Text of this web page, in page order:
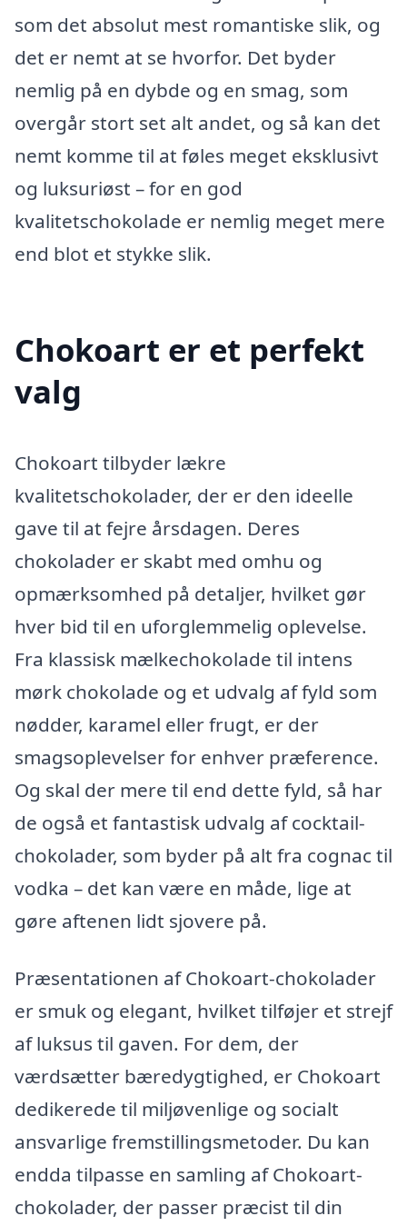
som det absolut mest romantiske slik, og
det er nemt at se hvorfor. Det byder
nemlig på en dybde og en smag, som
overgår stort set alt andet, og så kan det
nemt komme til at føles meget eksklusivt
og luksuriøst – for en god
kvalitetschokolade er nemlig meget mere
end blot et stykke slik.
Chokoart er et perfekt
valg
Chokoart tilbyder lækre
kvalitetschokolader, der er den ideelle
gave til at fejre årsdagen. Deres
chokolader er skabt med omhu og
opmærksomhed på detaljer, hvilket gør
hver bid til en uforglemmelig oplevelse.
Fra klassisk mælkechokolade til intens
mørk chokolade og et udvalg af fyld som
nødder, karamel eller frugt, er der
smagsoplevelser for enhver præference.
Og skal der mere til end dette fyld, så har
de også et fantastisk udvalg af cocktail-
chokolader, som byder på alt fra cognac til
vodka – det kan være en måde, lige at
gøre aftenen lidt sjovere på.
Præsentationen af Chokoart-chokolader
er smuk og elegant, hvilket tilføjer et strejf
af luksus til gaven. For dem, der
værdsætter bæredygtighed, er Chokoart
dedikerede til miljøvenlige og socialt
ansvarlige fremstillingsmetoder. Du kan
endda tilpasse en samling af Chokoart-
chokolader, der passer præcist til din